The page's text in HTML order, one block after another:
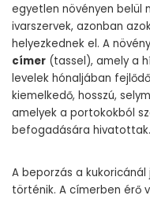
egyetlen növényen belül
ivarszervek, azonban
helyezkednek el. A
címer (tassel), amely a
levelek hónaljában fejlődő
kiemelkedő, hosszú,
amelyek a portokokból
befogadására hivatottak.
A beporzás a kukoricánál
történik. A címerben érő